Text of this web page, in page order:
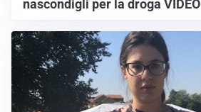
nascondigli per la droga VIDEO